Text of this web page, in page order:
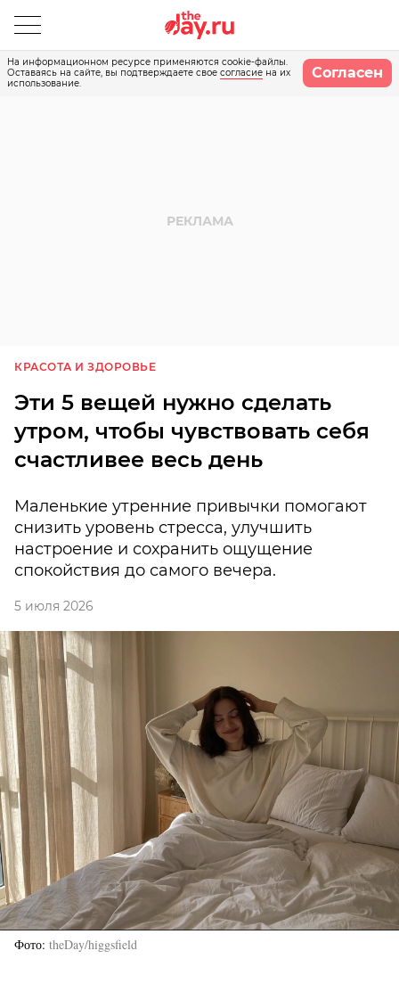
На информационном ресурсе применяются cookie-файлы.
Оставаясь на сайте, вы подтверждаете свое согласие на их
использование.
Согласен
КРАСОТА И ЗДОРОВЬЕ
Эти 5 вещей нужно сделать
утром, чтобы чувствовать себя
счастливее весь день
Маленькие утренние привычки помогают
снизить уровень стресса, улучшить
настроение и сохранить ощущение
спокойствия до самого вечера.
5 июля 2026
Фото theDay/higgsfield